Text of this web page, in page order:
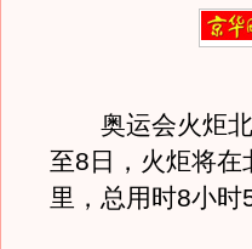
奥运会火炬北
至8日，火炬将
里，总用时8小时